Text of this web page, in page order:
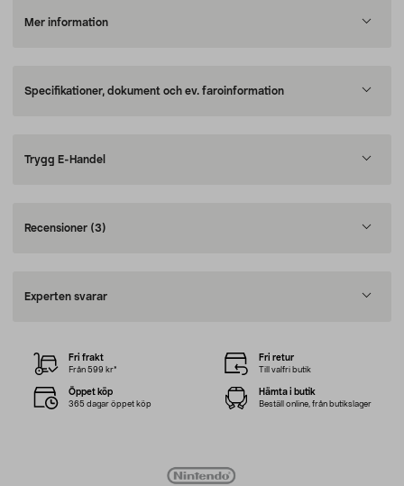
Mer information
Specifikationer, dokument och ev. faroinformation
Trygg E-Handel
Recensioner (3)
Experten svarar
Fri frakt
Från 599 kr*
Fri retur
Till valfri butik
Öppet köp
365 dagar öppet köp
Hämta i butik
Beställ online, från butikslager